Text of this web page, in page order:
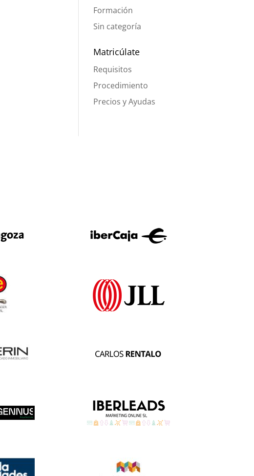
Formación
Sin categoría
Matricúlate
Requisitos
Procedimiento
Precios y Ayudas